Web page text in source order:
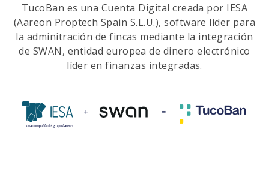
TucoBan es una Cuenta Digital creada por IESA
(Aareon Proptech Spain S.L.U.), software líder para
la adminitración de fincas mediante la integración
de SWAN, entidad europea de dinero electrónico
líder en finanzas integradas.